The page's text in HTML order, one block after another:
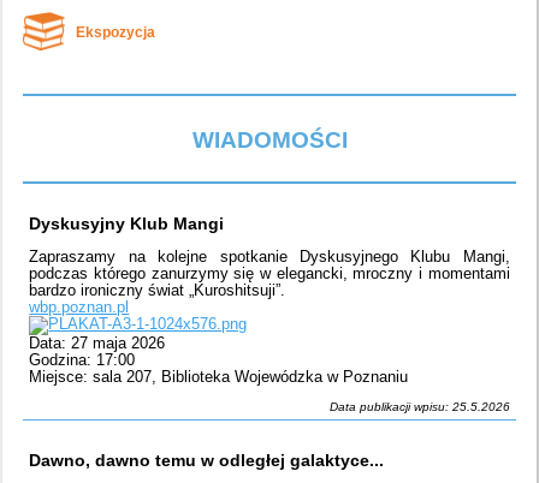
Ekspozycja
WIADOMOŚCI
Dyskusyjny Klub Mangi
Zapraszamy na kolejne spotkanie Dyskusyjnego Klubu Mangi,
podczas którego zanurzymy się w elegancki, mroczny i momentami
bardzo ironiczny świat „Kuroshitsuji”.
wbp.poznan.pl
Data: 27 maja 2026
Godzina: 17:00
Miejsce: sala 207, Biblioteka Wojewódzka w Poznaniu
Data publikacji wpisu: 25.5.2026
Dawno, dawno temu w odległej galaktyce...